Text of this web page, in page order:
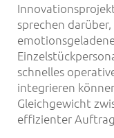
sprechen
schnelles
integrieren
Gleichgewicht
effizienter